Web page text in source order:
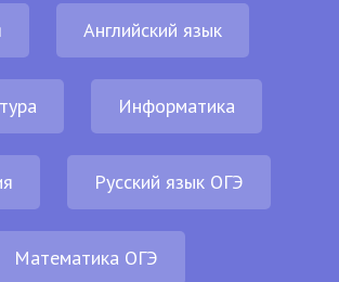
Английский язык
Информатика
Русский язык ОГЭ
Математика ОГЭ